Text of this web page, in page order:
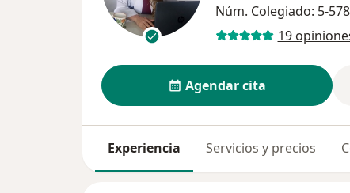
Núm. Colegiado: 5-
19
Agendar cita
Experiencia Servicios y precios